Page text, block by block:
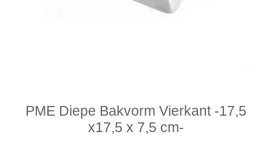
PME Diepe Bakvorm Vierkant -17,5
x17,5 x 7,5 cm-